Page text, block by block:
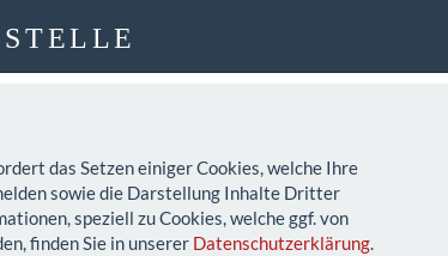
das Setzen einiger Cookies, welche Ihre
sowie die Darstellung Inhalte Dritter
speziell zu Cookies, welche ggf. von
finden Sie in unserer Datenschutzerklärung.